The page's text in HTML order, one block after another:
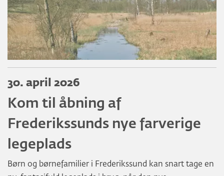
30. april 2026
Kom til åbning af
Frederikssunds nye farverige
legeplads
Børn og børnefamilier i Frederikssund kan snart tage en